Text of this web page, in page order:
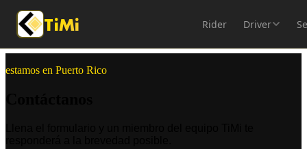
TiMi Rider Driver
estamos en Puerto Rico